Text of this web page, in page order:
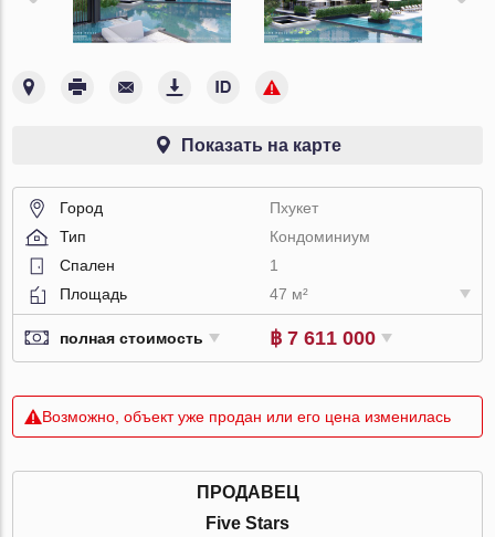
Показать на карте
Город
Пхукет
Тип
Кондоминиум
Спален
1
Площадь
47 м²
полная стоимость ฿ 7 611 000
Возможно, объект уже продан или его цена изменилась
ПРОДАВЕЦ
Five Stars